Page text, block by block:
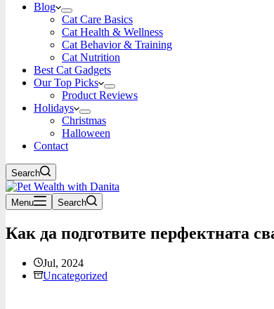
Blog
Cat Care Basics
Cat Health & Wellness
Cat Behavior & Training
Cat Nutrition
Best Cat Gadgets
Our Top Picks
Product Reviews
Holidays
Christmas
Halloween
Contact
Search
Menu Search
Как да подготвите перфектната
Jul, 2024
Uncategorized